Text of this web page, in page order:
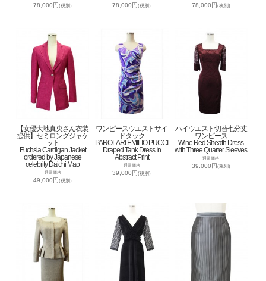
78,000円(税別) 78,000円(税別) 78,000円(税別)
【女優大地真央さん衣装
提供】セミロングジャケ
ット
Fuchsia Cardigan Jacket
ordered by Japanese
celebrity Daichi Mao
通常価格
49,000円(税別)
ワンピースウエストサイ
ドタック
PAROLARI EMILIO PUCCI
Draped Tank Dress In
Abstract Print
通常価格
39,000円(税別)
ハイウエスト切替七分丈
ワンピース
Wine Red Sheath Dress
with Three Quarter Sleeves
通常価格
39,000円(税別)